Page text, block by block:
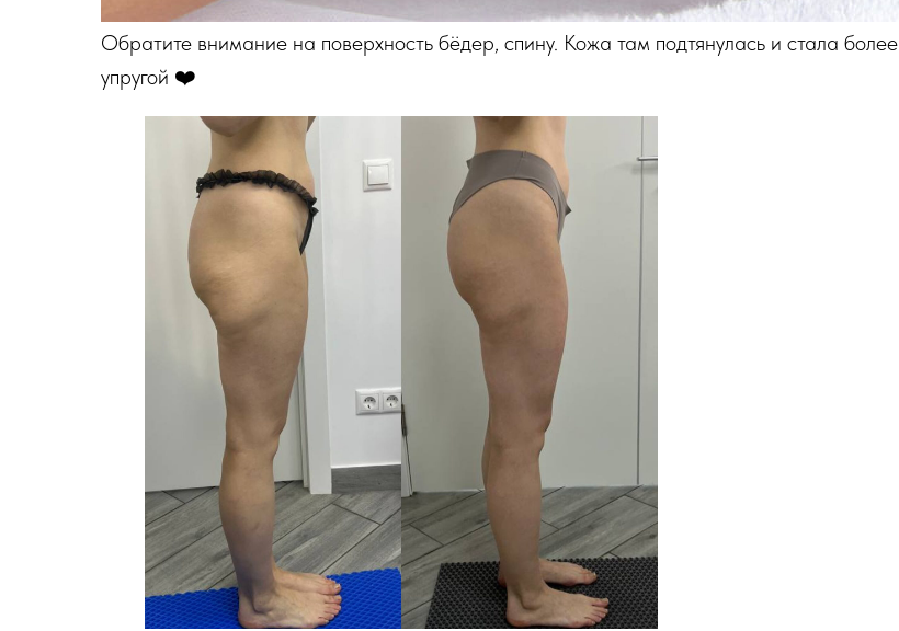
Обратите внимание на поверхность бёдер, спину. Кожа там подтянулась и стала более
упругой ❤️